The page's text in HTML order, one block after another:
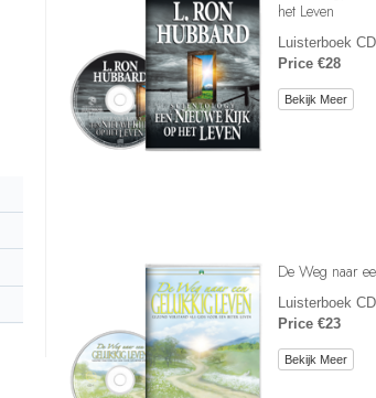
het Leven
Luisterboek CD
Price €28
Bekijk Meer
De Weg naar
Luisterboek CD
Price €23
Bekijk Meer